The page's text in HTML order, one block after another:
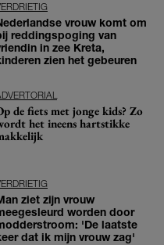
vrouw komt om
reddingspoging van
in zee Kreta,
zien het gebeuren
de fiets met jonge kids? Zo
het ineens hartstikke
ziet zijn vrouw
worden door
'De laatste
dat ik mijn vrouw zag'